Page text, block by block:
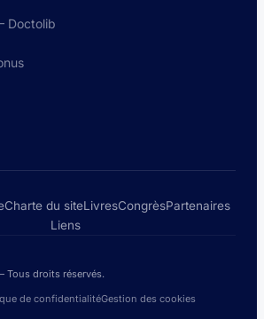
Doctolib
Charte du siteLivresCongrèsPartenaires
Liens
Tous droits réservés.
de confidentialitéGestion des cookies